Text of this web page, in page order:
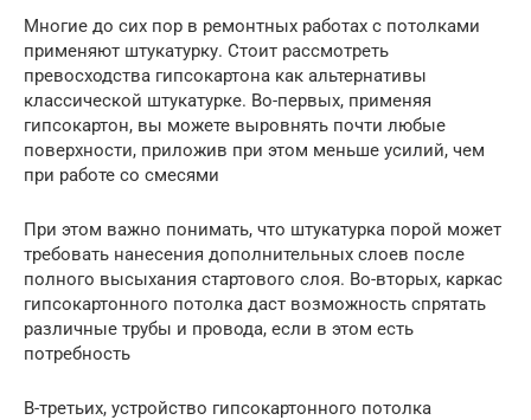
Многие до сих пор в ремонтных работах с потолками
применяют штукатурку. Стоит рассмотреть
превосходства гипсокартона как альтернативы
классической штукатурке. Во-первых, применяя
гипсокартон, вы можете выровнять почти любые
поверхности, приложив при этом меньше усилий, чем
при работе со смесями
При этом важно понимать, что штукатурка порой может
требовать нанесения дополнительных слоев после
полного высыхания стартового слоя. Во-вторых, каркас
гипсокартонного потолка даст возможность спрятать
различные трубы и провода, если в этом есть
потребность
В-третьих, устройство гипсокартонного потолка